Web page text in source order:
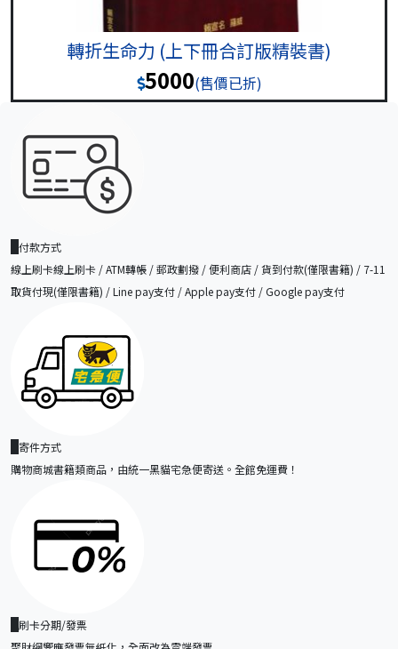
轉折生命力 (上下冊合訂版精裝書)
5000(售價已折)
付款方式
線上刷卡線上刷卡 / ATM轉帳 / 郵政劃撥 / 便利商店 / 貨到付款(僅限書籍) / 7-11
取貨付現(僅限書籍) / Line pay支付 / Apple pay支付 / Google pay支付
寄件方式
購物商城書籍類商品，由統一黑貓宅急便寄送。全館免運費！
刷卡分期/發票